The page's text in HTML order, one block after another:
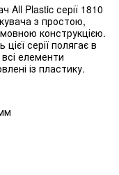
All Plastic серії 1810
з простою,
конструкцією.
серії полягає в
елементи
із пластику.